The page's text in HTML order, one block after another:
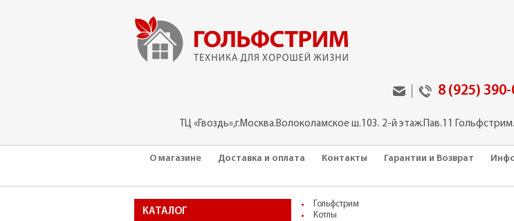
8 (925)
ТЦ «Гвоздь»,г.Москва.Волоколамское ш.103. 2-й этаж.Пав.11
О магазине
Доставка и оплата Контакты Гарантии и Возврат
КАТАЛОГ
Гольфстрим
Котлы